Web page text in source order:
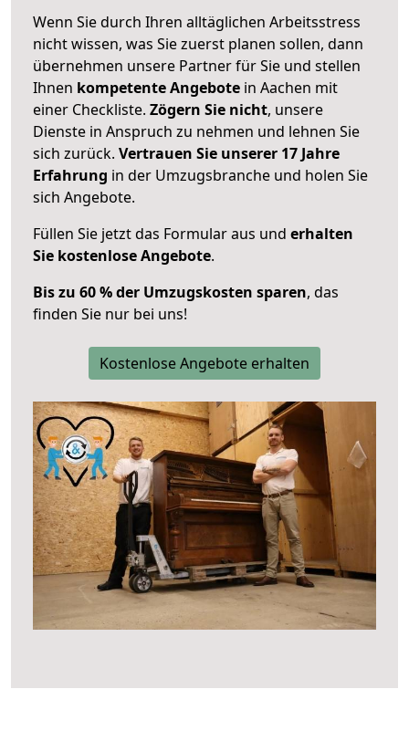
Wenn Sie durch Ihren alltäglichen Arbeitsstress
nicht wissen, was Sie zuerst planen sollen, dann
übernehmen unsere Partner für Sie und stellen
Ihnen kompetente Angebote in Aachen mit
einer Checkliste. Zögern Sie nicht, unsere
Dienste in Anspruch zu nehmen und lehnen Sie
sich zurück. Vertrauen Sie unserer 17 Jahre
Erfahrung in der Umzugsbranche und holen Sie
sich Angebote.
Füllen Sie jetzt das Formular aus und erhalten
Sie kostenlose Angebote.
Bis zu 60 % der Umzugskosten sparen, das
finden Sie nur bei uns!
Kostenlose Angebote erhalten